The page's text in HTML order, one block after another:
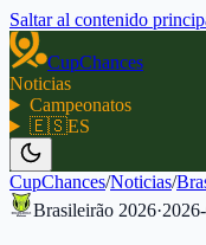
Saltar al contenido
CupChances
Noticias
Campeonatos
🇪🇸ES
CupChances/Noticias/
Brasileirão 2026·